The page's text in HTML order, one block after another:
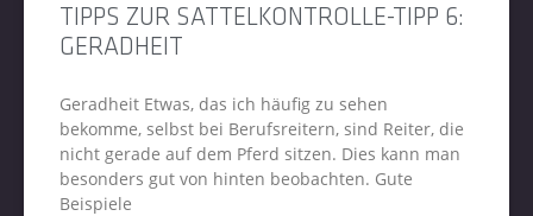
TIPPS ZUR SATTELKONTROLLE-TIPP 6:
GERADHEIT
Geradheit Etwas, das ich häufig zu sehen
bekomme, selbst bei Berufsreitern, sind Reiter, die
nicht gerade auf dem Pferd sitzen. Dies kann man
besonders gut von hinten beobachten. Gute
Beispiele